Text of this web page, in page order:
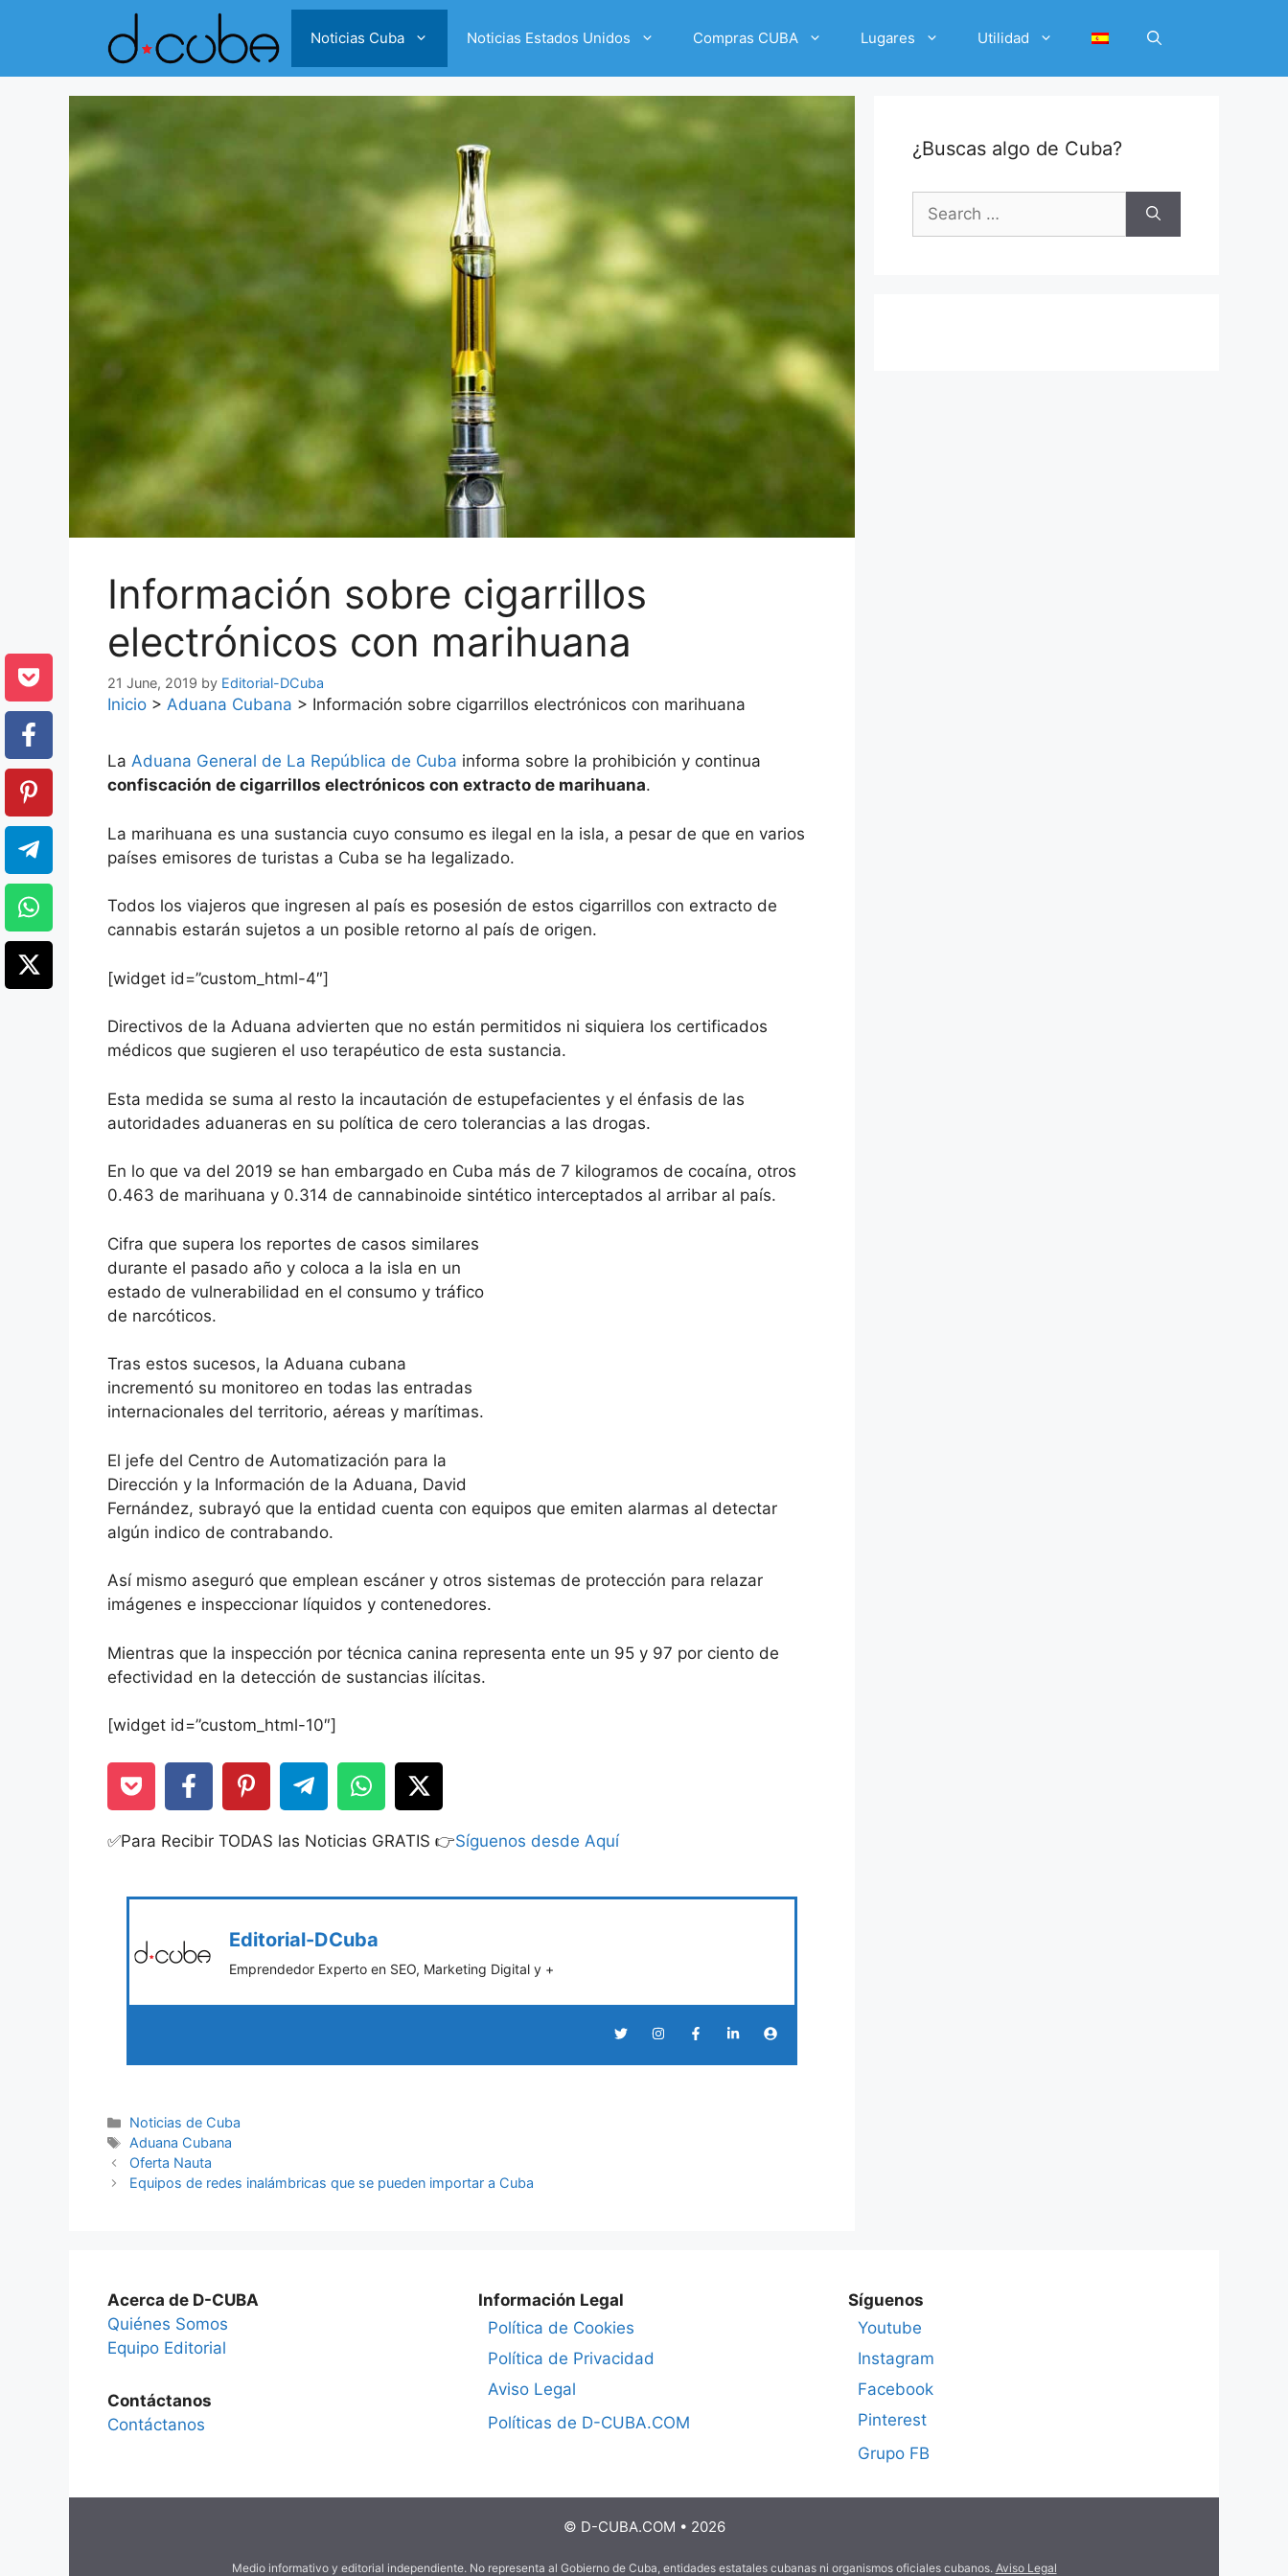
Noticias Cuba Noticias Estados Unidos Compras CUBA Lugares Utilidad
Información sobre cigarrillos
electrónicos con marihuana
21 June, 2019 by Editorial-DCuba
Inicio > Aduana Cubana > Información sobre cigarrillos electrónicos con marihuana
La Aduana General de La República de Cuba informa sobre la prohibición y continua
confiscación de cigarrillos electrónicos con extracto de marihuana.
La marihuana es una sustancia cuyo consumo es ilegal en la isla, a pesar de que en varios
países emisores de turistas a Cuba se ha legalizado.
Todos los viajeros que ingresen al país es posesión de estos cigarrillos con extracto de
cannabis estarán sujetos a un posible retorno al país de origen.
[widget id=”custom_html-4″]
Directivos de la Aduana advierten que no están permitidos ni siquiera los certificados
médicos que sugieren el uso terapéutico de esta sustancia.
Esta medida se suma al resto la incautación de estupefacientes y el énfasis de las
autoridades aduaneras en su política de cero tolerancias a las drogas.
En lo que va del 2019 se han embargado en Cuba más de 7 kilogramos de cocaína, otros
0.463 de marihuana y 0.314 de cannabinoide sintético interceptados al arribar al país.
Cifra que supera los reportes de casos similares
durante el pasado año y coloca a la isla en un
estado de vulnerabilidad en el consumo y tráfico
de narcóticos.
Tras estos sucesos, la Aduana cubana
incrementó su monitoreo en todas las entradas
internacionales del territorio, aéreas y marítimas.
El jefe del Centro de Automatización para la
Dirección y la Información de la Aduana, David
Fernández, subrayó que la entidad cuenta con equipos que emiten alarmas al detectar
algún indico de contrabando.
Así mismo aseguró que emplean escáner y otros sistemas de protección para relazar
imágenes e inspeccionar líquidos y contenedores.
Mientras que la inspección por técnica canina representa ente un 95 y 97 por ciento de
efectividad en la detección de sustancias ilícitas.
[widget id=”custom_html-10″]
✅Para Recibir TODAS las Noticias GRATIS 👉Síguenos desde Aquí
Editorial-DCuba
Emprendedor Experto en SEO, Marketing Digital y +
Categories
Noticias de Cuba
Tags
Aduana Cubana
Oferta Nauta
Equipos de redes inalámbricas que se pueden importar a Cuba
¿Buscas algo de Cuba?
Search
for:
Acerca de D-CUBA
Quiénes Somos
Equipo Editorial
Contáctanos
Contáctanos
Información Legal
Política de Cookies
Política de Privacidad
Aviso Legal
Políticas de D-CUBA.COM
Síguenos
Youtube
Instagram
Facebook
Pinterest
Grupo FB
© D-CUBA.COM • 2026
Medio informativo y editorial independiente. No representa al Gobierno de Cuba, entidades estatales cubanas ni organismos oficiales cubanos. Aviso Legal